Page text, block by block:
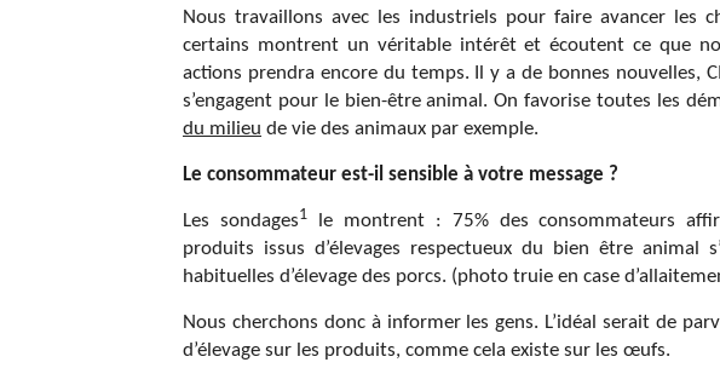
Nous travaillons avec les industriels pour faire avancer les
certains montrent un véritable intérêt et écoutent ce que
actions prendra encore du temps. Il y a de bonnes nouvelles,
s’engagent pour le bien-être animal. On favorise toutes les
du milieu de vie des animaux par exemple.
Le consommateur est-il sensible à votre message ?
Les sondages1le montrent : 75% des consommateurs
produits issus d’élevages respectueux du bien être animal
habituelles d’élevage des porcs. (photo truie en case
Nous cherchons donc à informer les gens. L’idéal serait de
d’élevage sur les produits, comme cela existe sur les œufs.